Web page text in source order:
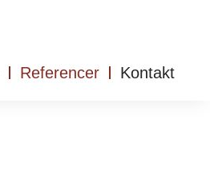
Referencer Kontakt